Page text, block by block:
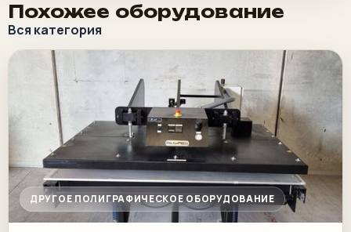
Похожее оборудование
Вся категория
ДРУГОЕ ПОЛИГРАФИЧЕСКОЕ ОБОРУДОВАНИЕ